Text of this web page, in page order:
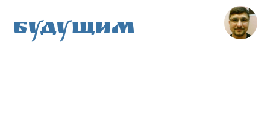
Будущим